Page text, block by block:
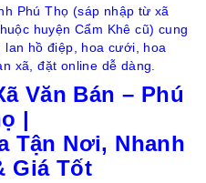
Phú Thọ (sáp nhập từ xã
huyện Cẩm Khê cũ) cung
hồ điệp, hoa cưới, hoa
xã, đặt online dễ dàng.
Văn Bán – Phú
|
Tận Nơi, Nhanh
Giá Tốt